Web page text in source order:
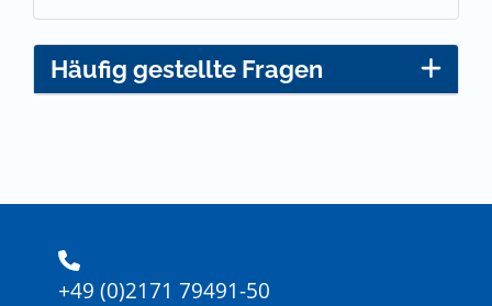
Häufig gestellte Fragen
+49 (0)2171 79491-50